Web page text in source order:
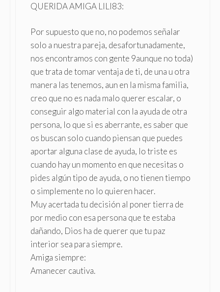
QUERIDA AMIGA LILI83:
Por supuesto que no, no podemos señalar
solo a nuestra pareja, desafortunadamente,
nos encontramos con gente 9aunque no toda)
que trata de tomar ventaja de ti, de una u otra
manera las tenemos, aun en la misma familia,
creo que no es nada malo querer escalar, o
conseguir algo material con la ayuda de otra
persona, lo que si es aberrante, es saber que
os buscan solo cuando piensan que puedes
aportar alguna clase de ayuda, lo triste es
cuando hay un momento en que necesitas o
pides algún tipo de ayuda, o no tienen tiempo
o simplemente no lo quieren hacer.
Muy acertada tu decisión al poner tierra de
por medio con esa persona que te estaba
dañando, Dios ha de querer que tu paz
interior sea para siempre.
Amiga siempre:
Amanecer cautiva.